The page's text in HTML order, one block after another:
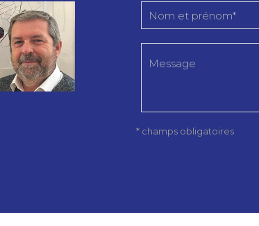
* champs obligatoires